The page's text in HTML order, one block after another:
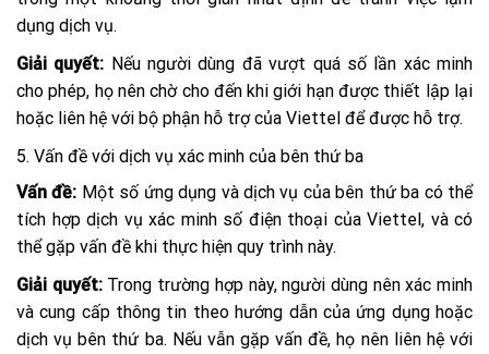
dụng dịch vụ.
Giải quyết: Nếu người dùng đã vượt quá số lần xác minh
cho phép, họ nên chờ cho đến khi giới hạn được thiết lập lại
hoặc liên hệ với bộ phận hỗ trợ của Viettel để được hỗ trợ.
5. Vấn đề với dịch vụ xác minh của bên thứ ba
Vấn đề: Một số ứng dụng và dịch vụ của bên thứ ba có thể
tích hợp dịch vụ xác minh số điện thoại của Viettel, và có
thể gặp vấn đề khi thực hiện quy trình này.
Giải quyết:Trong trường hợp này, người dùng nên xác minh
và cung cấp thông tin theo hướng dẫn của ứng dụng hoặc
dịch vụ bên thứ ba. Nếu vẫn gặp vấn đề, họ nên liên hệ với